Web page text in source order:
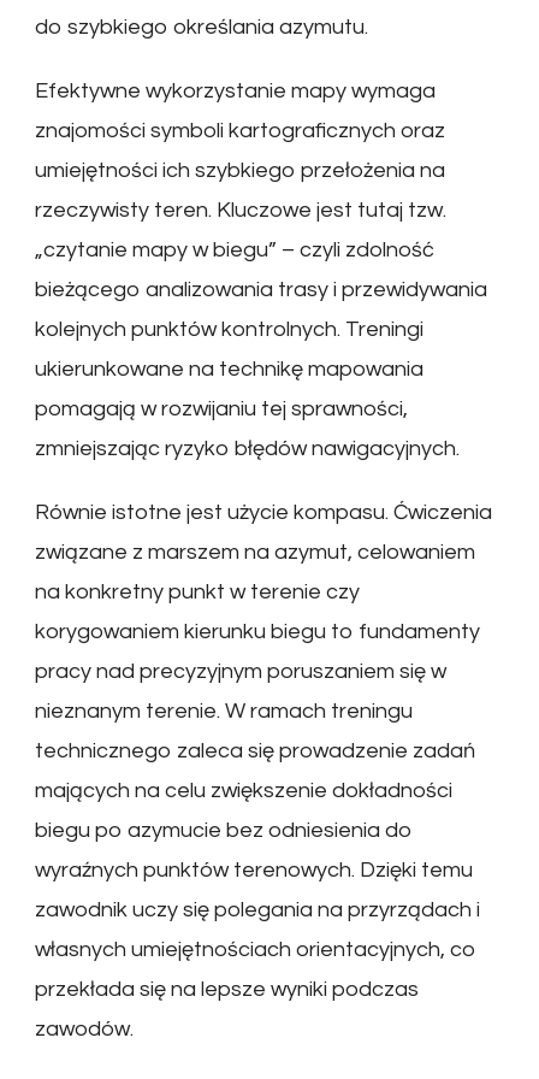
do szybkiego określania azymutu.
Efektywne wykorzystanie mapy wymaga
znajomości symboli kartograficznych oraz
umiejętności ich szybkiego przełożenia na
rzeczywisty teren. Kluczowe jest tutaj tzw.
„czytanie mapy w biegu” – czyli zdolność
bieżącego analizowania trasy i przewidywania
kolejnych punktów kontrolnych. Treningi
ukierunkowane na technikę mapowania
pomagają w rozwijaniu tej sprawności,
zmniejszając ryzyko błędów nawigacyjnych.
Równie istotne jest użycie kompasu. Ćwiczenia
związane z marszem na azymut, celowaniem
na konkretny punkt w terenie czy
korygowaniem kierunku biegu to fundamenty
pracy nad precyzyjnym poruszaniem się w
nieznanym terenie. W ramach treningu
technicznego zaleca się prowadzenie zadań
mających na celu zwiększenie dokładności
biegu po azymucie bez odniesienia do
wyraźnych punktów terenowych. Dzięki temu
zawodnik uczy się polegania na przyrządach i
własnych umiejętnościach orientacyjnych, co
przekłada się na lepsze wyniki podczas
zawodów.